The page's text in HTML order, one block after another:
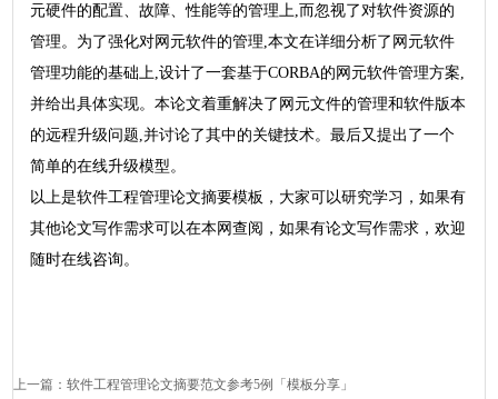
元硬件的配置、故障、性能等的管理上,而忽视了对软件资源的
管理。为了强化对网元软件的管理,本文在详细分析了网元软件
管理功能的基础上,设计了一套基于CORBA的网元软件管理方案,
并给出具体实现。本论文着重解决了网元文件的管理和软件版本
的远程升级问题,并讨论了其中的关键技术。最后又提出了一个
简单的在线升级模型。
以上是软件工程管理论文摘要模板，大家可以研究学习，如果有
其他论文写作需求可以在本网查阅，如果有论文写作需求，欢迎
随时在线咨询。
上一篇：软件工程管理论文摘要范文参考5例「模板分享」